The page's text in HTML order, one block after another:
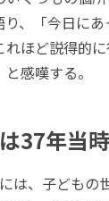
、「今日に
れほど説得的
感嘆する。
37年当
は、子どもの